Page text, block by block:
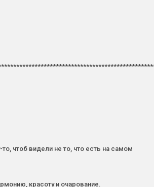
то, чтоб видели не то, что есть на самом
красоту и очарование.